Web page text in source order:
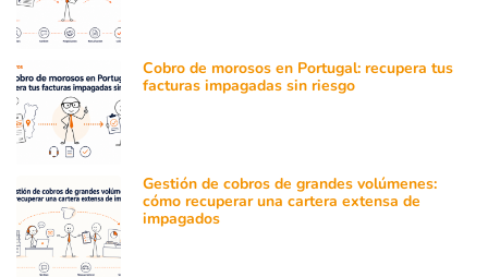
Cobro de morosos en Portugal: recupera tus
facturas impagadas sin riesgo
Gestión de cobros de grandes volúmenes:
cómo recuperar una cartera extensa de
impagados